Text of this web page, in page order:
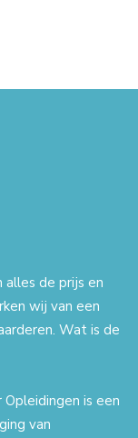
de prijs en
wij van een
Wat is de
is een
van